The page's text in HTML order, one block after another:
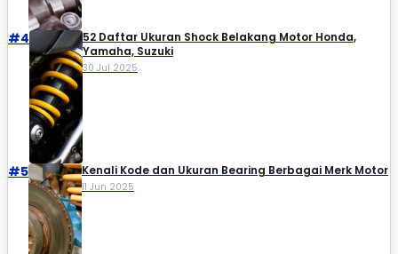
#4
52 Daftar Ukuran Shock Belakang Motor Honda,
Yamaha, Suzuki​
30 Jul 2025
#5 Kenali Kode dan Ukuran Bearing Berbagai Merk Motor
11 Jun 2025